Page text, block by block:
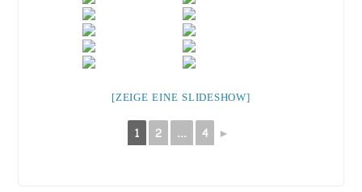
[ZEIGE EINE SLIDESHOW]
1 2 ... 4 ►